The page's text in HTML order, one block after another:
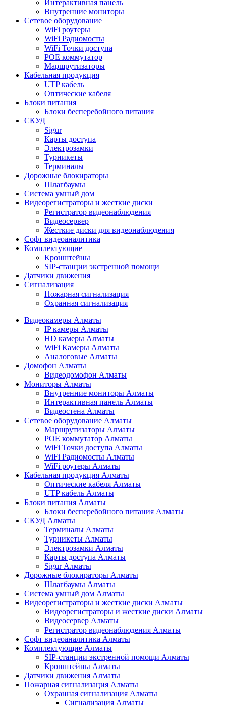
Интерактивная панель
Внутренние мониторы
Сетевое оборудование
WiFi роутеры
WiFi Радиомосты
WiFi Точки доступа
POE коммутатор
Маршрутизаторы
Кабельная продукция
UTP кабель
Оптические кабеля
Блоки питания
Блоки бесперебойного питания
СКУД
Sigur
Карты доступа
Электрозамки
Турникеты
Терминалы
Дорожные блокираторы
Шлагбаумы
Cистема умный дом
Видеорегистраторы и жесткие диски
Регистратор видеонаблюдения
Видеосервер
Жесткие диски для видеонаблюдения
Софт видеоаналитика
Комплектующие
Кронштейны
SIP-станции экстренной помощи
Датчики движения
Сигнализация
Пожарная сигнализация
Охранная сигнализация
Видеокамеры Алматы
IP камеры Алматы
HD камеры Алматы
WiFi Камеры Алматы
Аналоговые Алматы
Домофон Алматы
Видеодомофон Алматы
Мониторы Алматы
Внутренние мониторы Алматы
Интерактивная панель Алматы
Видеостена Алматы
Сетевое оборудование Алматы
Маршрутизаторы Алматы
POE коммутатор Алматы
WiFi Точки доступа Алматы
WiFi Радиомосты Алматы
WiFi роутеры Алматы
Кабельная продукция Алматы
Оптические кабеля Алматы
UTP кабель Алматы
Блоки питания Алматы
Блоки бесперебойного питания Алматы
СКУД Алматы
Терминалы Алматы
Турникеты Алматы
Электрозамки Алматы
Карты доступа Алматы
Sigur Алматы
Дорожные блокираторы Алматы
Шлагбаумы Алматы
Система умный дом Алматы
Видеорегистраторы и жесткие диски Алматы
Видеорегистраторы и жесткие диски Алматы
Видеосервер Алматы
Регистратор видеонаблюдения Алматы
Софт видеоаналитика Алматы
Комплектующие Алматы
SIP-станции экстренной помощи Алматы
Кронштейны Алматы
Датчики движения Алматы
Пожарная сигнализация Алматы
Охранная сигнализация Алматы
Сигнализация Алматы